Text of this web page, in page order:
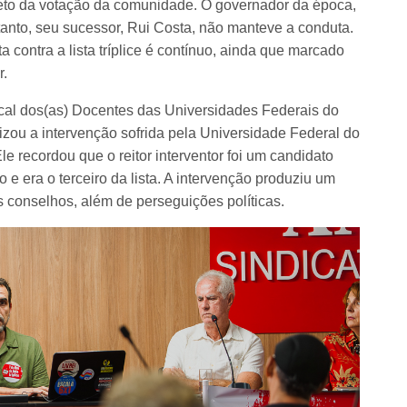
da votação da comunidade. O governador da época,
seu sucessor, Rui Costa, não manteve a conduta.
contra a lista tríplice é contínuo, ainda que marcado
dos(as) Docentes das Universidades Federais do
a intervenção sofrida pela Universidade Federal do
recordou que o reitor interventor foi um candidato
e era o terceiro da lista. A intervenção produziu um
além de perseguições políticas.